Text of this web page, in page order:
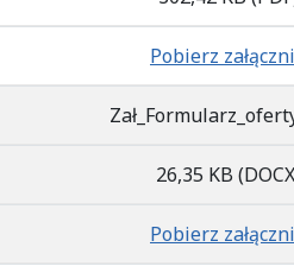
Pobierz
26,35 KB
Pobierz